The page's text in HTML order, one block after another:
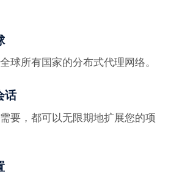
球所有国家的分布式代理网络。
话
要，都可以无限期地扩展您的项